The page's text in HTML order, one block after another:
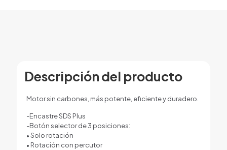
Descripción del producto
Motor sin carbones, más potente, eficiente y duradero.
-Encastre SDS Plus
-Botón selector de 3 posiciones:
• Solo rotación
• Rotación con percutor